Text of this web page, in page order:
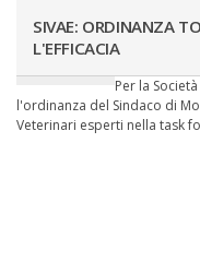
SIVAE: ORDINANZA
L'EFFICACIA
Per la
l'ordinanza del Sindaco di
Veterinari esperti nella task